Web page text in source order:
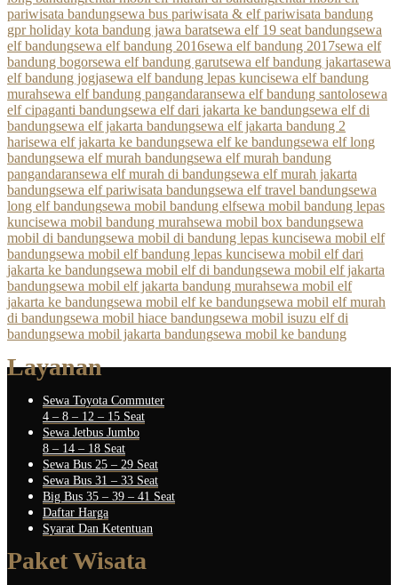
pariwisata bandungsewa bus pariwisata & elf pariwisata bandung
gpr holiday kota bandung jawa baratsewa elf 19 seat bandungsewa
elf bandungsewa elf bandung 2016sewa elf bandung 2017sewa elf
bandung bogorsewa elf bandung garutsewa elf bandung jakartasewa
elf bandung jogjasewa elf bandung lepas kuncisewa elf bandung
murahsewa elf bandung pangandaransewa elf bandung santolosewa
elf cipaganti bandungsewa elf dari jakarta ke bandungsewa elf di
bandungsewa elf jakarta bandungsewa elf jakarta bandung 2
harisewa elf jakarta ke bandungsewa elf ke bandungsewa elf long
bandungsewa elf murah bandungsewa elf murah bandung
pangandaransewa elf murah di bandungsewa elf murah jakarta
bandungsewa elf pariwisata bandungsewa elf travel bandungsewa
long elf bandungsewa mobil bandung elfsewa mobil bandung lepas
kuncisewa mobil bandung murahsewa mobil box bandungsewa
mobil di bandungsewa mobil di bandung lepas kuncisewa mobil elf
bandungsewa mobil elf bandung lepas kuncisewa mobil elf dari
jakarta ke bandungsewa mobil elf di bandungsewa mobil elf jakarta
bandungsewa mobil elf jakarta bandung murahsewa mobil elf
jakarta ke bandungsewa mobil elf ke bandungsewa mobil elf murah
di bandungsewa mobil hiace bandungsewa mobil isuzu elf di
bandungsewa mobil jakarta bandungsewa mobil ke bandung
Layanan
Sewa Toyota Commuter
4 – 8 – 12 – 15 Seat
Sewa Jetbus Jumbo
8 – 14 – 18 Seat
Sewa Bus 25 – 29 Seat
Sewa Bus 31 – 33 Seat
Big Bus 35 – 39 – 41 Seat
Daftar Harga
Syarat Dan Ketentuan
Paket Wisata